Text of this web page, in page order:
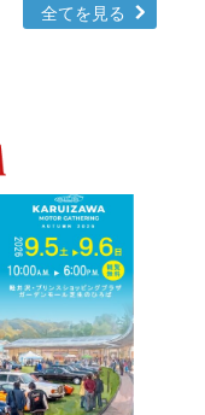
全てを見る